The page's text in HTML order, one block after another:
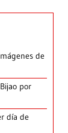
de
por
día de